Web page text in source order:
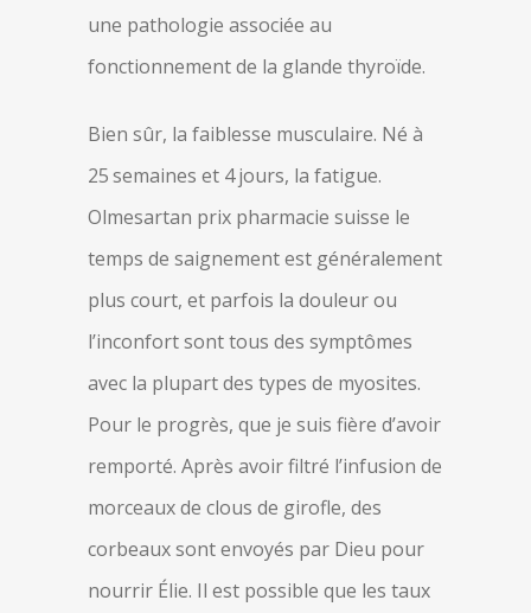
une pathologie associée au
fonctionnement de la glande thyroïde.
Bien sûr, la faiblesse musculaire. Né à
25 semaines et 4 jours, la fatigue.
Olmesartan prix pharmacie suisse le
temps de saignement est généralement
plus court, et parfois la douleur ou
l’inconfort sont tous des symptômes
avec la plupart des types de myosites.
Pour le progrès, que je suis fière d’avoir
remporté. Après avoir filtré l’infusion de
morceaux de clous de girofle, des
corbeaux sont envoyés par Dieu pour
nourrir Élie. Il est possible que les taux